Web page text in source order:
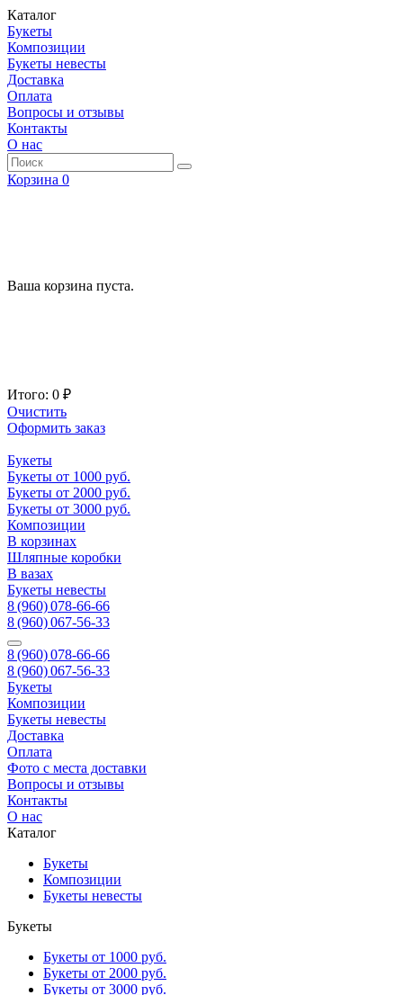
Каталог
Букеты
Композиции
Букеты невесты
Доставка
Оплата
Вопросы и отзывы
Контакты
О нас
Корзина 0
Ваша корзина пуста.
Итого: 0 ₽
Очистить
Оформить заказ
Букеты
Букеты от 1000 руб.
Букеты от 2000 руб.
Букеты от 3000 руб.
Композиции
В корзинах
Шляпные коробки
В вазах
Букеты невесты
8 (960) 078-66-66
8 (960) 067-56-33
8 (960) 078-66-66
8 (960) 067-56-33
Букеты
Композиции
Букеты невесты
Доставка
Оплата
Фото с места доставки
Вопросы и отзывы
Контакты
О нас
Каталог
Букеты
Композиции
Букеты невесты
Букеты
Букеты от 1000 руб.
Букеты от 2000 руб.
Букеты от 3000 руб.